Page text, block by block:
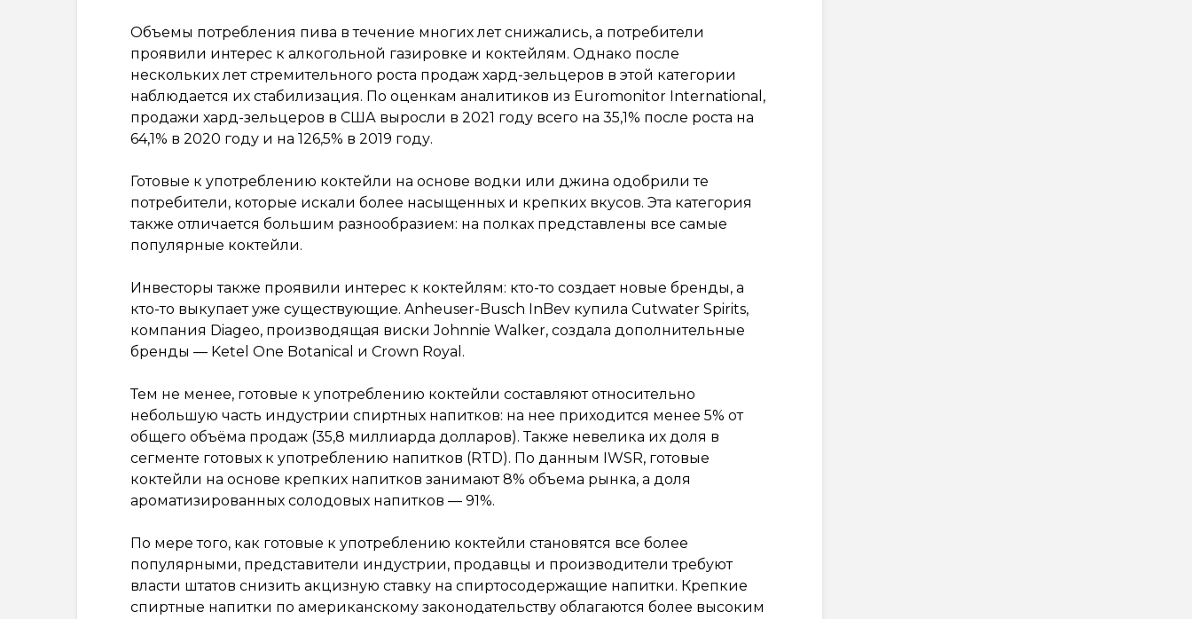
Объемы потребления пива в течение многих лет снижались, а потребители
проявили интерес к алкогольной газировке и коктейлям. Однако после
нескольких лет стремительного роста продаж хард-зельцеров в этой категории
наблюдается их стабилизация. По оценкам аналитиков из Euromonitor International,
продажи хард-зельцеров в США выросли в 2021 году всего на 35,1% после роста на
64,1% в 2020 году и на 126,5% в 2019 году.
Готовые к употреблению коктейли на основе водки или джина одобрили те
потребители, которые искали более насыщенных и крепких вкусов. Эта категория
также отличается большим разнообразием: на полках представлены все самые
популярные коктейли.
Инвесторы также проявили интерес к коктейлям: кто-то создает новые бренды, а
кто-то выкупает уже существующие. Anheuser-Busch InBev купила Cutwater Spirits,
компания Diageo, производящая виски Johnnie Walker, создала дополнительные
бренды — Ketel One Botanical и Crown Royal.
Тем не менее, готовые к употреблению коктейли составляют относительно
небольшую часть индустрии спиртных напитков: на нее приходится менее 5% от
общего объёма продаж (35,8 миллиарда долларов). Также невелика их доля в
сегменте готовых к употреблению напитков (RTD). По данным IWSR, готовые
коктейли на основе крепких напитков занимают 8% объема рынка, а доля
ароматизированных солодовых напитков — 91%.
По мере того, как готовые к употреблению коктейли становятся все более
популярными, представители индустрии, продавцы и производители требуют
власти штатов снизить акцизную ставку на спиртосодержащие напитки. Крепкие
спиртные напитки по американскому законодательству облагаются более высоким